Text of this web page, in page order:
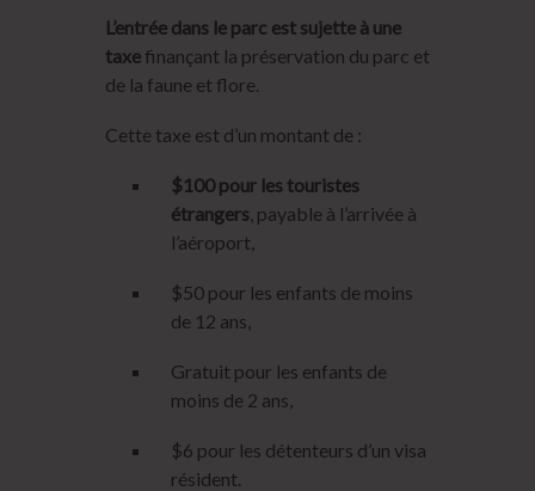
L’entrée dans le parc est sujette à une
taxefinançant la préservation du parc et
de la faune et flore.
Cette taxe est d’un montant de :
$100 pour les touristes
étrangers, payable à l’arrivée à
l’aéroport,
$50 pour les enfants de moins
de 12 ans,
Gratuit pour les enfants de
moins de 2 ans,
$6 pour les détenteurs d’un visa
résident.